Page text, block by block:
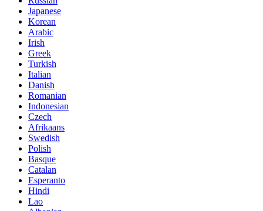
Japanese
Korean
Arabic
Irish
Greek
Turkish
Italian
Danish
Romanian
Indonesian
Czech
Afrikaans
Swedish
Polish
Basque
Catalan
Esperanto
Hindi
Lao